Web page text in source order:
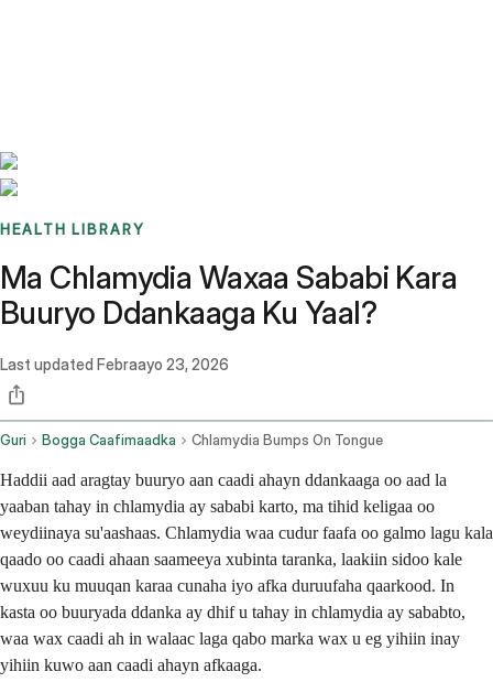
HEALTH LIBRARY
Ma Chlamydia Waxaa Sababi Kara
Buuryo Ddankaaga Ku Yaal?
Last updated Febraayo 23, 2026
Guri Bogga Caafimaadka Chlamydia Bumps On Tongue
Haddii aad aragtay buuryo aan caadi ahayn ddankaaga oo aad la
yaaban tahay in chlamydia ay sababi karto, ma tihid keligaa oo
weydiinaya su'aashaas. Chlamydia waa cudur faafa oo galmo lagu kala
qaado oo caadi ahaan saameeya xubinta taranka, laakiin sidoo kale
wuxuu ku muuqan karaa cunaha iyo afka duruufaha qaarkood. In
kasta oo buuryada ddanka ay dhif u tahay in chlamydia ay sababto,
waa wax caadi ah in walaac laga qabo marka wax u eg yihiin inay
yihiin kuwo aan caadi ahayn afkaaga.